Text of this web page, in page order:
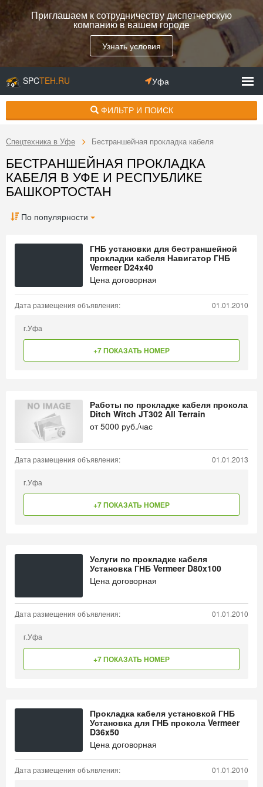
Приглашаем к сотрудничеству диспетчерскую
компанию в вашем городе
Узнать условия
SPCTEH.RU Уфа
ФИЛЬТР И ПОИСК
Спецтехника в Уфе Бестраншейная прокладка кабеля
БЕСТРАНШЕЙНАЯ ПРОКЛАДКА
КАБЕЛЯ В УФЕ И РЕСПУБЛИКЕ
БАШКОРТОСТАН
По популярности
ГНБ установки для бестраншейной
прокладки кабеля Навигатор ГНБ
Vermeer D24x40
Цена договорная
Дата размещения объявления: 01.01.2010
г.Уфа
+7 ПОКАЗАТЬ НОМЕР
Работы по прокладке кабеля прокола
Ditch Witch JT302 All Terrain
от5000 руб./час
Дата размещения объявления: 01.01.2013
г.Уфа
+7 ПОКАЗАТЬ НОМЕР
Услуги по прокладке кабеля
Установка ГНБ Vermeer D80x100
Цена договорная
Дата размещения объявления: 01.01.2010
г.Уфа
+7 ПОКАЗАТЬ НОМЕР
Прокладка кабеля установкой ГНБ
Установка для ГНБ прокола Vermeer
D36x50
Цена договорная
Дата размещения объявления: 01.01.2010